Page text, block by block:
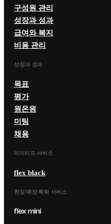
구성원 관리
성장과 성과
급여와 복지
비용 관리
성장과 성과
목표
평가
원온원
미팅
채용
리미티드 서비스
flex black
현장/매장 특화 서비스